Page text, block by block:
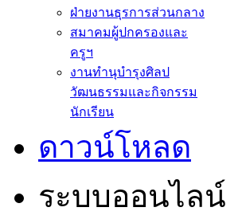
ฝ่ายงานธุรการส่วนกลาง
สมาคมผู้ปกครองและ
ครูฯ
งานทำนุบำรุงศิลป
วัฒนธรรมและกิจกรรม
นักเรียน
ดาวน์โหลด
ระบบออนไลน์